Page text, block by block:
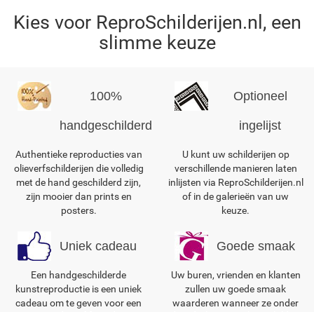
Kies voor ReproSchilderijen.nl, een
slimme keuze
100%
handgeschilderd
Authentieke reproducties van
olieverfschilderijen die volledig
met de hand geschilderd zijn,
zijn mooier dan prints en
posters.
Optioneel
ingelijst
U kunt uw schilderijen op
verschillende manieren laten
inlijsten via ReproSchilderijen.nl
of in de galerieën van uw
keuze.
Uniek cadeau
Een handgeschilderde
kunstreproductie is een uniek
cadeau om te geven voor een
Goede smaak
Uw buren, vrienden en klanten
zullen uw goede smaak
waarderen wanneer ze onder